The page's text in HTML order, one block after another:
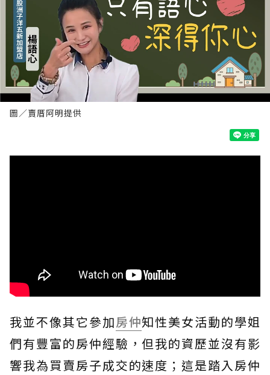
圖／賣厝阿明提供
我並不像其它參加房仲知性美女活動的學姐
們有豐富的房仲經驗，但我的資歷並沒有影
響我為買賣房子成交的速度；這是踏入房仲